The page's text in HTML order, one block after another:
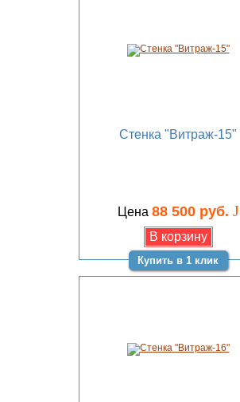
Стенка "Витраж-15"
Цена 88 500 руб. J
Купить в 1 клик